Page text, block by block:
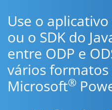
Use o
ou o SDK do
entre ODP e
vários
Microsoft®